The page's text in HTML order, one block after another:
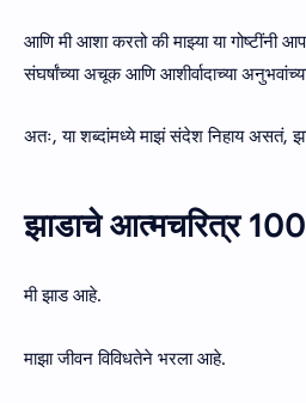
आणि मी आशा करतो की माझ्या या गोष्टींनी
संघर्षांच्या अचूक आणि आशीर्वादाच्या
अतः, या शब्दांमध्ये माझं संदेश निहाय असतं,
झाडाचे आत्मचरित्र
मी झाड आहे.
माझा जीवन विविधतेने भरला आहे.